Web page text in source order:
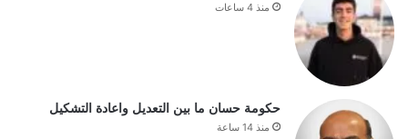
منذ 4 ساعات
حكومة حسان ما بين التعديل واعادة التشكيل
منذ 14 ساعة